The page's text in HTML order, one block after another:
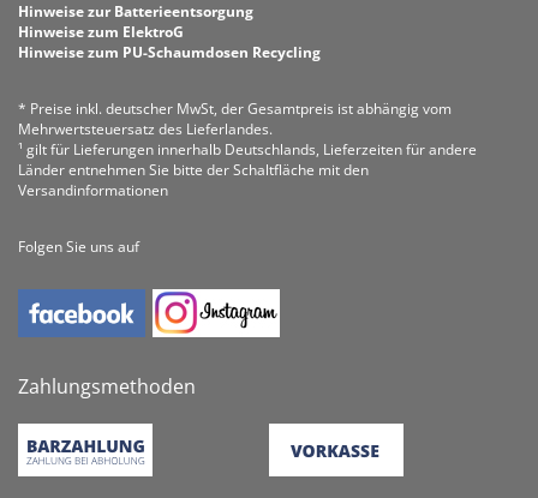
Hinweise zur Batterieentsorgung
Hinweise zum ElektroG
Hinweise zum PU-Schaumdosen Recycling
* Preise inkl. deutscher MwSt, der Gesamtpreis ist abhängig vom
Mehrwertsteuersatz des Lieferlandes.
¹ gilt für Lieferungen innerhalb Deutschlands, Lieferzeiten für andere
Länder entnehmen Sie bitte der Schaltfläche mit den
Versandinformationen
Folgen Sie uns auf
Zahlungsmethoden